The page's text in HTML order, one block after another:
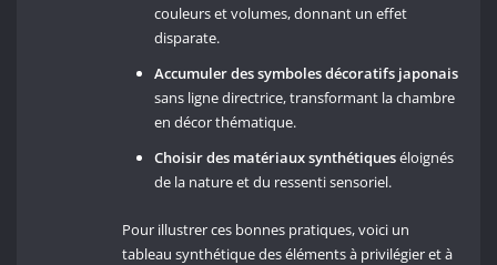
couleurs et volumes, donnant un effet
disparate.
Accumuler des symboles décoratifs japonais
sans ligne directrice, transformant la chambre
en décor thématique.
Choisir des matériaux synthétiqueséloignés
de la nature et du ressenti sensoriel.
Pour illustrer ces bonnes pratiques, voici un
tableau synthétique des éléments à privilégier et à